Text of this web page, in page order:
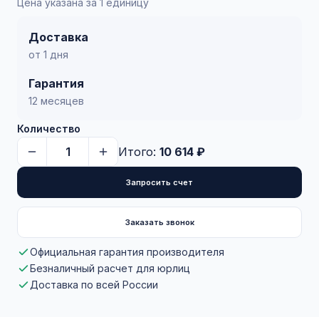
Цена указана за 1 единицу
Доставка
от 1 дня
Гарантия
12 месяцев
Количество
Итого: 10 614 ₽
Запросить счет
Заказать звонок
Официальная гарантия производителя
Безналичный расчет для юрлиц
Доставка по всей России